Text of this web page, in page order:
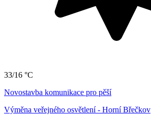
33/16 °C
Novostavba komunikace pro pěší
Výměna veřejného osvětlení - Horní Břečkov